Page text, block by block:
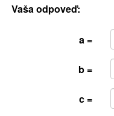
Vaša odpoveď:
a =
b =
c =